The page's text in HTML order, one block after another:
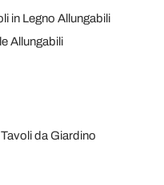
in Legno Allungabili
Allungabili
Tavoli da Giardino